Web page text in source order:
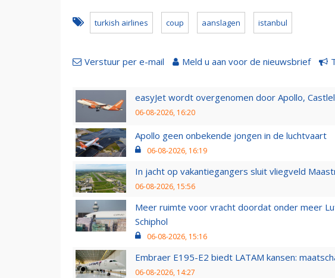
turkish airlines coup aanslagen istanbul
Verstuur per e-mail Meld u aan voor de nieuwsbrief
easyJet wordt overgenomen door Apollo,
06-08-2026, 16:20
Apollo geen onbekende jongen in de luchtvaart
06-08-2026, 16:19
In jacht op vakantiegangers sluit vliegveld
06-08-2026, 15:56
Meer ruimte voor vracht doordat onder meer
Schiphol
06-08-2026, 15:16
Embraer E195-E2 biedt LATAM kansen:
06-08-2026, 14:27